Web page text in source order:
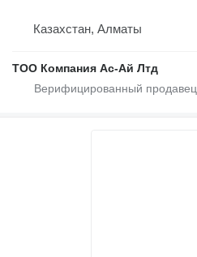
Казахстан, Алматы
ТОО Компания Ас-Ай Лтд